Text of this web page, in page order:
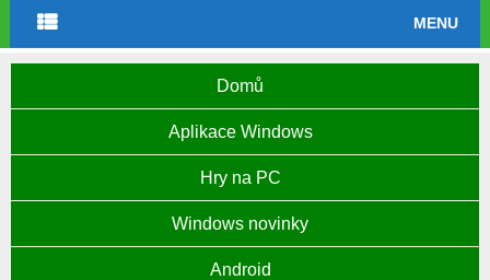
MENU
Domů
Aplikace Windows
Hry na PC
Windows novinky
Android